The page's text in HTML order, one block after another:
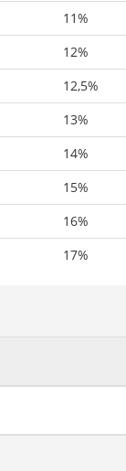
11%
12%
12,5%
13%
14%
15%
16%
17%